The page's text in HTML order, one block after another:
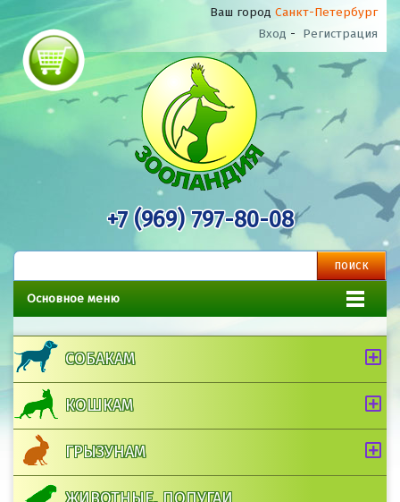
Ваш город Санкт-Петербург
Вход - Регистрация
+7 (969) 797-80-08
Основное меню
СОБАКАМ
КОШКАМ
ГРЫЗУНАМ
ЖИВОТНЫЕ, ПОПУГАИ